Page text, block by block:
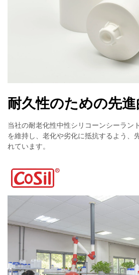
耐久性のための先
当社の耐老化性中性シリコーンシーラン
を維持し、老化や劣化に抵抗するよう、
れています。